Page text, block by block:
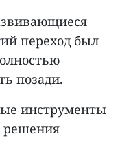
переход был
позади.
инструменты
решения